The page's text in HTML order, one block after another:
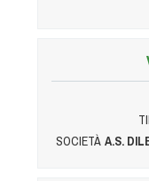
SOCIETÀ A.S.